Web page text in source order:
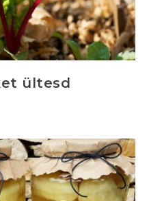
ültesd